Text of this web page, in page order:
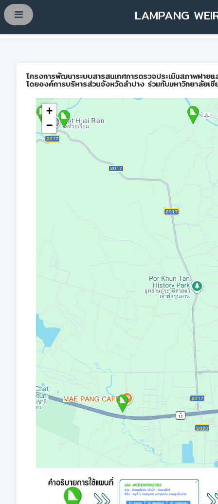
LAMPANG
โครงการพัฒนาระบบสารสนเทศการตรวจประเมินสภาพฝาย
โดยองค์การบริหารส่วนจังหวัดลำปาง ร่วมกับมหาวิทยาลัยเชี
+
−